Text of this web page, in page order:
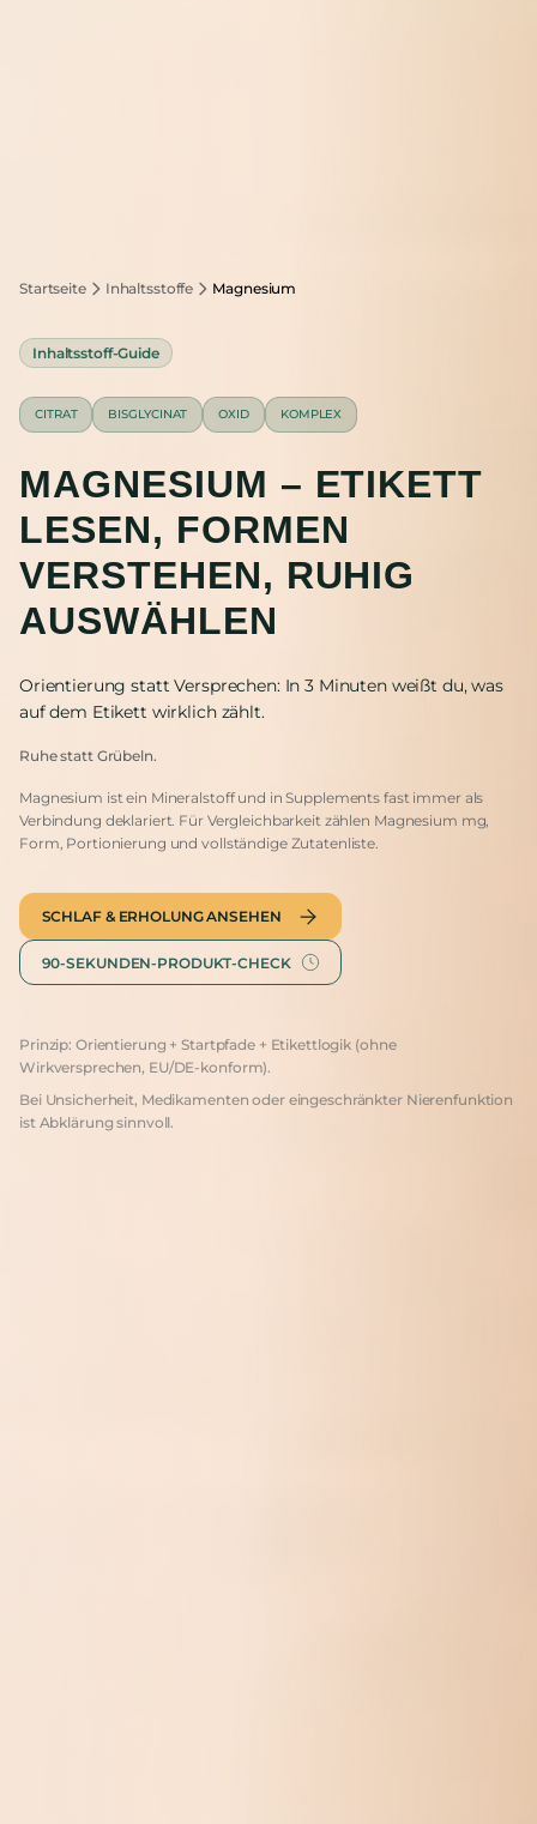
Startseite Inhaltsstoffe Magnesium
Inhaltsstoff-Guide
CITRAT BISGLYCINAT OXID KOMPLEX
MAGNESIUM – ETIKETT
LESEN, FORMEN
VERSTEHEN, RUHIG
AUSWÄHLEN
Orientierung statt Versprechen: In 3 Minuten weißt du, was
auf dem Etikett wirklich zählt.
Ruhe statt Grübeln.
Magnesium ist ein Mineralstoff und in Supplements fast immer als
Verbindung deklariert. Für Vergleichbarkeit zählen Magnesium mg,
Form, Portionierung und vollständige Zutatenliste.
SCHLAF & ERHOLUNG ANSEHEN
90-SEKUNDEN-PRODUKT-CHECK
Prinzip: Orientierung + Startpfade + Etikettlogik (ohne
Wirkversprechen, EU/DE-konform).
Bei Unsicherheit, Medikamenten oder eingeschränkter Nierenfunktion
ist Abklärung sinnvoll.